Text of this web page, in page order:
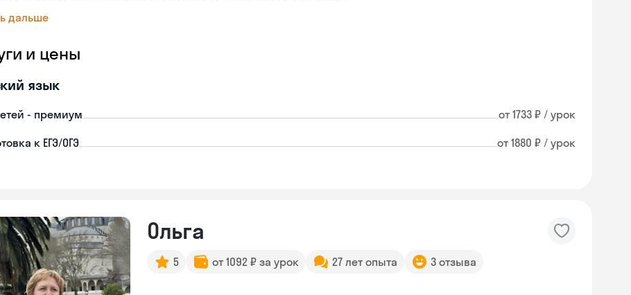
дальше
и цены
язык
- премиум от 1733 ₽ / урок
к ЕГЭ/ОГЭ от 1880 ₽ / урок
Ольга
5 от 1092 ₽ за урок 27 лет опыта 3 отзыва